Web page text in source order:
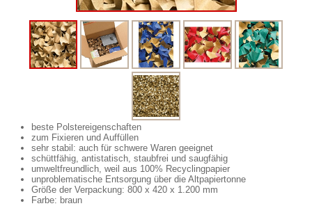
beste Polstereigenschaften
zum Fixieren und Auffüllen
sehr stabil: auch für schwere Waren geeignet
schüttfähig, antistatisch, staubfrei und saugfähig
umweltfreundlich, weil aus 100% Recyclingpapier
unproblematische Entsorgung über die Altpapiertonne
Größe der Verpackung: 800 x 420 x 1.200 mm
Farbe: braun